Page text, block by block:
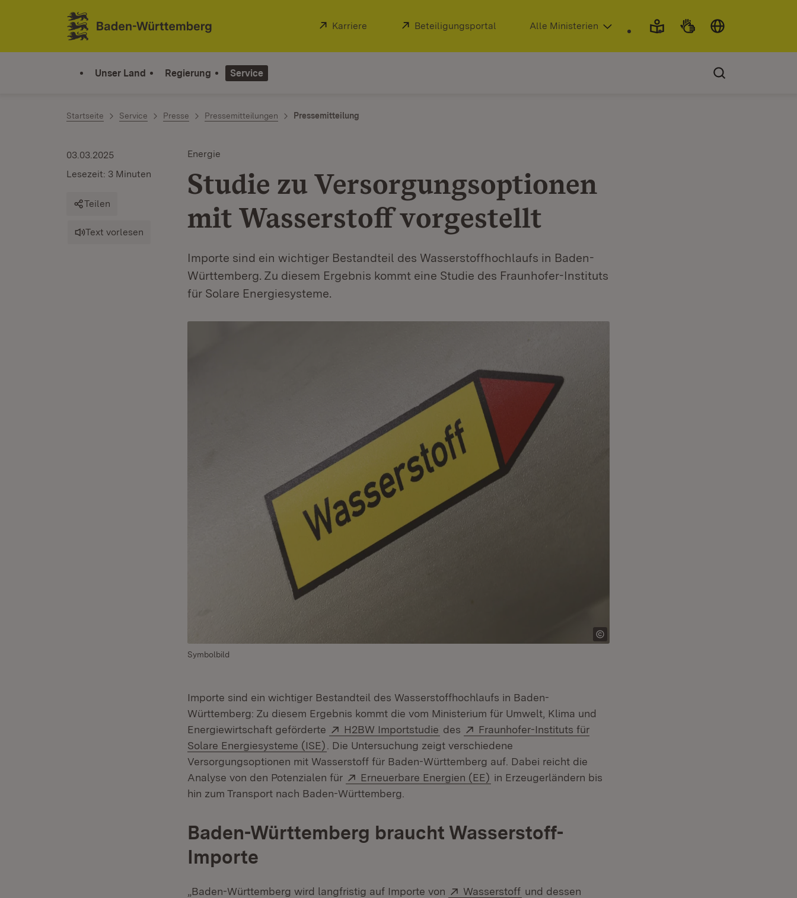
Zum Inhalt springen
Link zur Startseite
Extern:
Karriere (Öffnet in neuem Fenster)
Extern:
Beteiligungsportal (Öffnet in neuem Fenster)
Alle Ministerien
Unser Land Regierung Service
Startseite Service Presse Pressemitteilungen Pressemitteilung
Energie
Studie zu Versorgungsoptionen
mit Wasserstoff vorgestellt
Importe sind ein wichtiger Bestandteil des Wasserstoffhochlaufs in Baden-
Württemberg. Zu diesem Ergebnis kommt eine Studie des Fraunhofer-Instituts
für Solare Energiesysteme.
03.03.2025
Lesezeit: 3 Minuten
Teilen
Text vorlesen
Symbolbild
Importe sind ein wichtiger Bestandteil des Wasserstoffhochlaufs in Baden-
Württemberg: Zu diesem Ergebnis kommt die vom Ministerium für Umwelt, Klima und
Energiewirtschaft geförderte
Extern:
H2BW Importstudie (Öffnet in neuem Fenster)
des Extern:
Fraunhofer-Instituts für
Solare Energiesysteme (ISE) (Öffnet in neuem Fenster)
. Die Untersuchung zeigt verschiedene
Versorgungsoptionen mit Wasserstoff für Baden-Württemberg auf. Dabei reicht die
Analyse von den Potenzialen für
Extern:
Erneuerbare Energien (EE) (Öffnet in neuem Fenster)
in Erzeugerländern bis
hin zum Transport nach Baden-Württemberg.
Baden-Württemberg braucht Wasserstoff-
Importe
„Baden-Württemberg wird langfristig auf Importe von Extern:
Wasserstoff (Öffnet in neuem Fenster)
und dessen